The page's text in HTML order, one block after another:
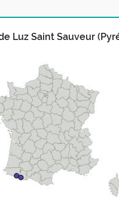
Luz Saint Sauveur